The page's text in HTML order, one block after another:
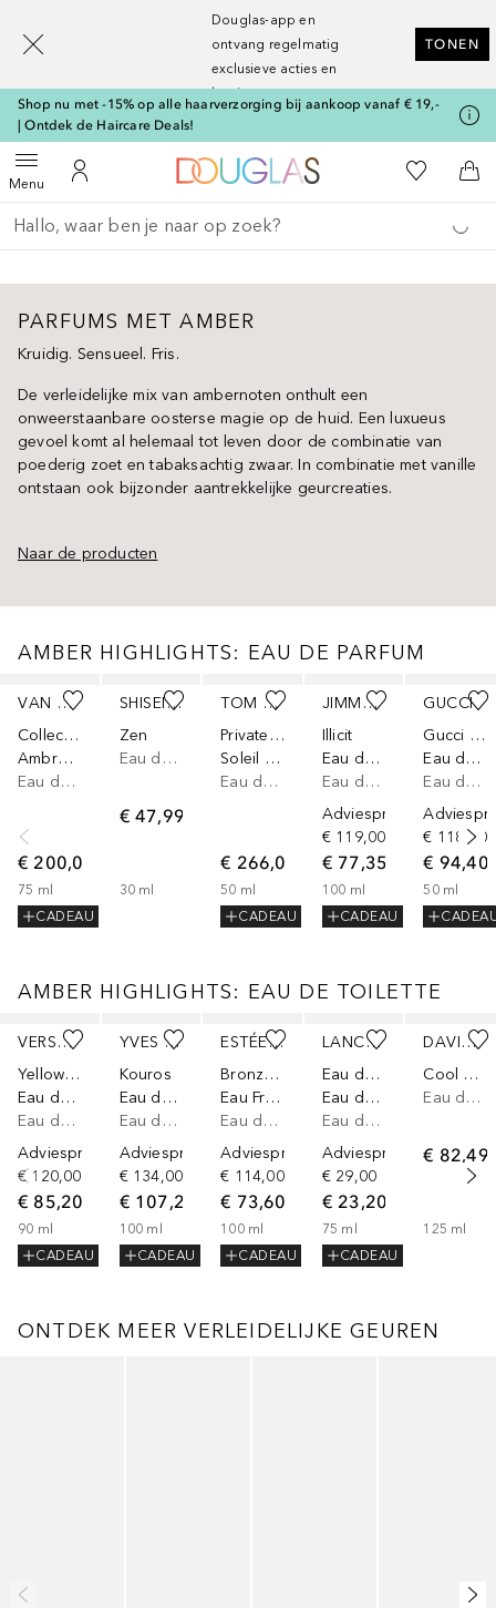
Douglas-app en
ontvang regelmatig
exclusieve acties en
kortingen
TONEN
Shop nu met -15% op alle haarverzorging bij aankoop vanaf € 19,-
| Ontdek de Haircare Deals!
MenuOpen menuNaar Mijn Account
Naar Douglas Home
Naar Mijn
Ga terug
Zoekopdracht uitvoeren
PARFUMS MET AMBER
Kruidig. Sensueel. Fris.
De verleidelijke mix van ambernoten onthult een
onweerstaanbare oosterse magie op de huid. Een luxueus
gevoel komt al helemaal tot leven door de combinatie van
poederig zoet en tabaksachtig zwaar. In combinatie met vanille
ontstaan ook bijzonder aantrekkelijke geurcreaties.
Naar de producten
AMBER HIGHLIGHTS: EAU DE PARFUM
VAN CLEEF & ARPELS
Collection Extraordinaire
Ambre Impérial
Eau de parfum
€ 200,00
75 ml
CADEAU
SHISEIDO
Zen
Eau de parfum
€ 47,99
30 ml
TOM FORD
Private Blend Fragrances
Soleil Blanc
Eau de parfum
€ 266,00
50 ml
CADEAU
JIMMY CHOO
Illicit
Eau de Parfum
Eau de parfum
Adviesprijs*
€ 119,00
€ 77,35
100 ml
CADEAU
GUCCI
Gucci Guilty
Eau de Parfum
Eau de parfum
€ 118,00
€ 94,40
50 ml
AMBER HIGHLIGHTS: EAU DE TOILETTE
VERSACE
Yellow Diamond
Eau de Toilette
Eau de toilette
Adviesprijs*
€ 120,00
€ 85,20
90 ml
CADEAU
YVES SAINT LAURENT
Kouros
Eau de Toilette Spray
Eau de toilette
Adviesprijs*
€ 134,00
€ 107,20
100 ml
CADEAU
ESTÉE LAUDER
Bronze Goddess
Eau Fraîche
Eau de toilette
Adviesprijs*
€ 114,00
€ 73,60
100 ml
CADEAU
LANCASTER
Eau de Lancaster
Eau de Toilette
Eau de toilette
Adviesprijs*
€ 29,00
€ 23,20
75 ml
CADEAU
DAVIDOFF
Cool Water
Eau de toilette
€ 82,49
125 ml
ONTDEK MEER VERLEIDELIJKE GEUREN
[navigation.slideout.screenreader]